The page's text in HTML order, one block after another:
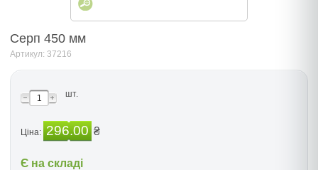
Серп 450 мм
Артикул: 37216
шт.
Ціна: 296.00 ₴
Є на складі